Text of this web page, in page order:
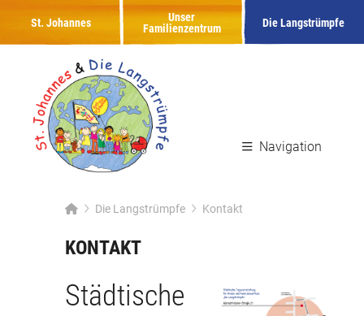
St. Johannes
Unser
Familienzentrum
Die Langstrümpfe
Navigation
Die Langstrümpfe Kontakt
KONTAKT
Städtische